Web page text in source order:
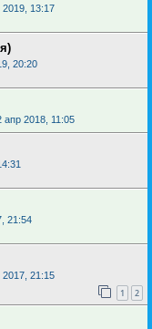
13:17
20:20
апр 2018, 11:05
21:54
21:15
1 2